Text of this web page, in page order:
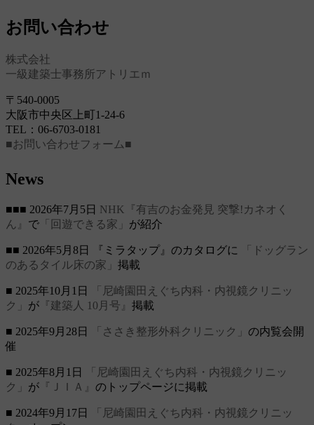
お問い合わせ
株式会社
一級建築士事務所アトリエｍ
〒540-0005
大阪市中央区上町1-24-6
TEL：06-6703-0181
■お問い合わせフォーム■
News
■■■ 2026年7月5日 NHK『有吉のお金発見 突撃!カネオく
ん』 で 「回遊できる家」 が紹介
■■ 2026年5月8日 『ミラタップ』のカタログに
「ドッグラン
のあるタイル床の家」 掲載
■ 2025年10月1日
「尼崎園田えぐち内科・内視鏡クリニッ
ク」 が 『建築人 10月号』 掲載
■ 2025年9月28日 「ささき整形外科クリニック」 の内覧会開
催
■ 2025年8月1日
「尼崎園田えぐち内科・内視鏡クリニッ
ク」 が 『ＪＩＡ』 のトップページに掲載
■ 2024年9月17日
「尼崎園田えぐち内科・内視鏡クリニッ